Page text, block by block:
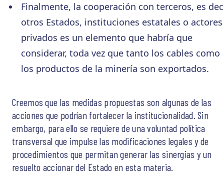
Finalmente, la cooperación con terceros, es
otros Estados, instituciones estatales o actores
privados es un elemento que habría que
considerar, toda vez que tanto los cables como
los productos de la minería son exportados.
Creemos que las medidas propuestas son algunas de las
acciones que podrían fortalecer la institucionalidad. Sin
embargo, para ello se requiere de una voluntad política
transversal que impulse las modificaciones legales y de
procedimientos que permitan generar las sinergias y un
resuelto accionar del Estado en esta materia.